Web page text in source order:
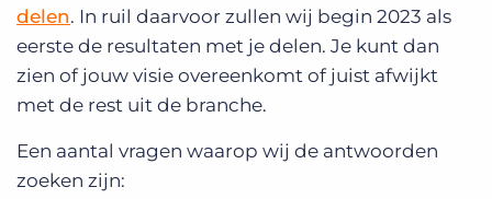
delen. In ruil daarvoor zullen wij begin 2023 als
eerste de resultaten met je delen. Je kunt dan
zien of jouw visie overeenkomt of juist afwijkt
met de rest uit de branche.
Een aantal vragen waarop wij de antwoorden
zoeken zijn: